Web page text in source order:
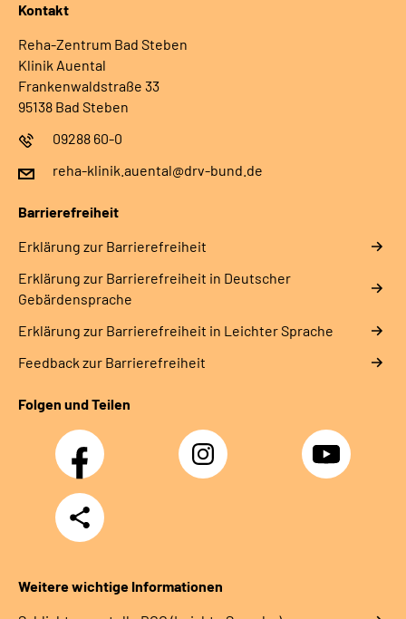
Kontakt
Reha-Zentrum Bad Steben
Klinik Auental
Frankenwaldstraße 33
95138 Bad Steben
09288 60-0
reha-klinik.auental@drv-bund.de
Barrierefreiheit
Erklärung zur Barrierefreiheit
Erklärung zur Barrierefreiheit in Deutscher
Gebärdensprache
Erklärung zur Barrierefreiheit in Leichter Sprache
Feedback zur Barrierefreiheit
Folgen und Teilen
Facebook Instagram YouTube
Teilen
Weitere wichtige Informationen